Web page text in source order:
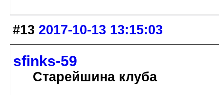
#13 2017-10-13 13:15:03
sfinks-59
Старейшина клуба